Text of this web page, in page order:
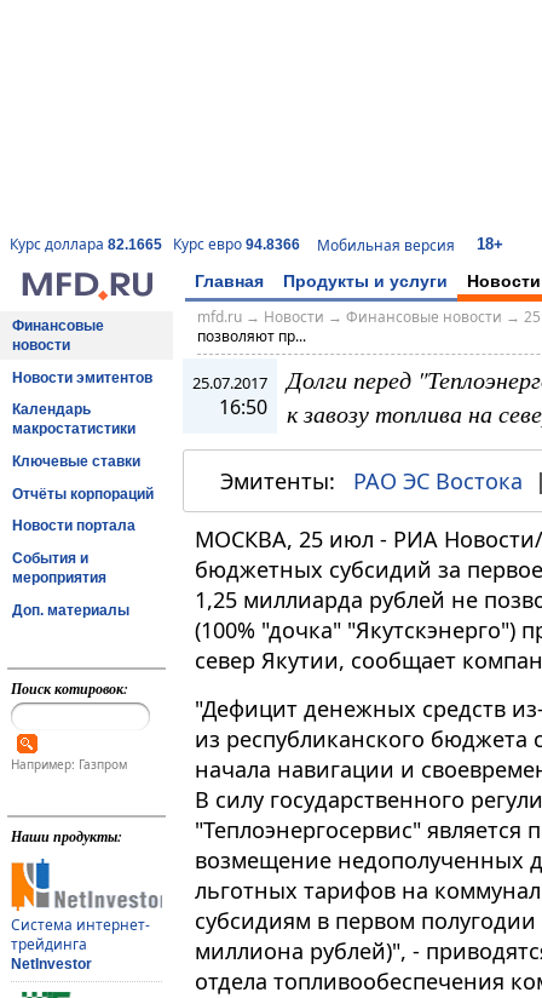
Курс доллара 82.1665 Курс евро 94.8366 Мобильная версия 18+
Главная Продукты и услуги Новости
Финансовые
новости
Новости эмитентов
Календарь
макростатистики
Ключевые ставки
Отчёты корпораций
Новости портала
События и
мероприятия
Доп. материалы
Поиск котировок:
Например: Газпром
Наши продукты:
Система интернет-
трейдинга
NetInvestor
mfd.ru→ Новости → Финансовые новости →
позволяют пр...
25.07.2017
16:50
Долги перед
к завозу топлива на
Эмитенты: РАО ЭС Востока
МОСКВА, 25 июл - РИА
бюджетных субсидий за
1,25 миллиарда рублей не
(100% "дочка" "Якутскэнерго")
север Якутии, сообщает
"Дефицит денежных средств
из республиканского бюджета
начала навигации и
В силу государственного
"Теплоэнергосервис" является
возмещение недополученных
льготных тарифов на
субсидиям в первом полугодии
миллиона рублей)", -
отдела топливообеспечения